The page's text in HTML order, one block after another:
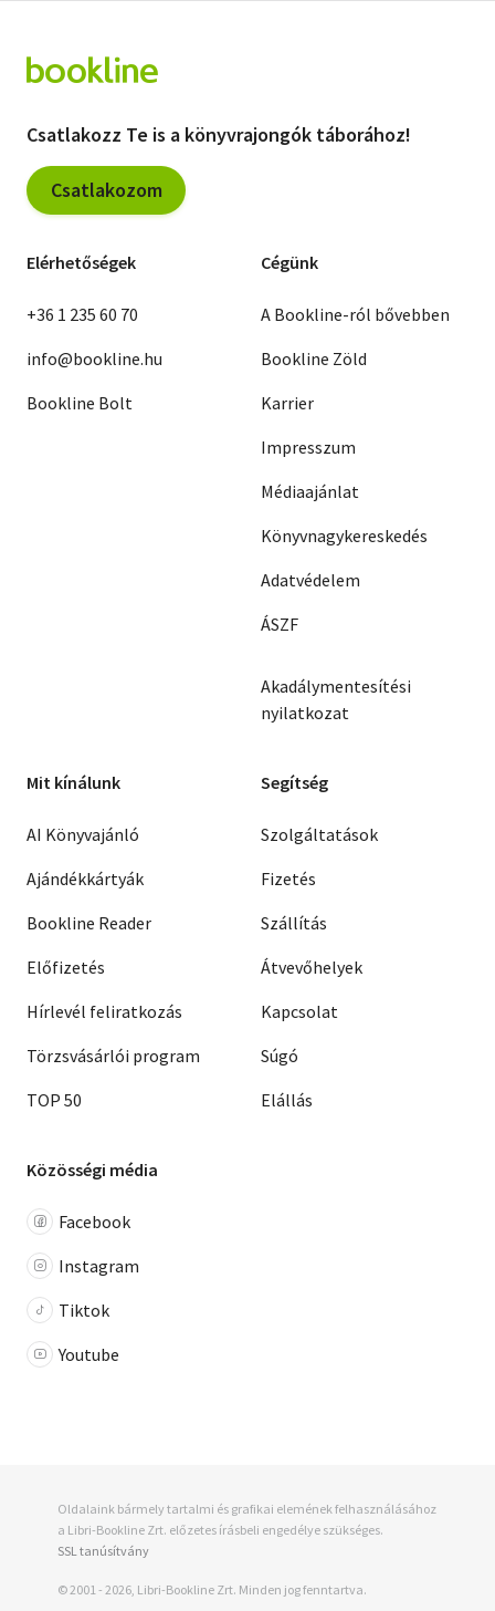
Csatlakozz Te is a könyvrajongók táborához!
Csatlakozom
Elérhetőségek
+36 1 235 60 70
info@bookline.hu
Bookline Bolt
Cégünk
A Bookline-ról bővebben
Bookline Zöld
Karrier
Impresszum
Médiaajánlat
Könyvnagykereskedés
Adatvédelem
ÁSZF
Akadálymentesítési
nyilatkozat
Mit kínálunk
AI Könyvajánló
Ajándékkártyák
Bookline Reader
Előfizetés
Hírlevél feliratkozás
Törzsvásárlói program
TOP 50
Segítség
Szolgáltatások
Fizetés
Szállítás
Átvevőhelyek
Kapcsolat
Súgó
Elállás
Közösségi média
Facebook
Instagram
Tiktok
Youtube
Oldalaink bármely tartalmi és grafikai elemének felhasználásához
a Libri-Bookline Zrt. előzetes írásbeli engedélye szükséges.
SSL tanúsítvány
© 2001 - 2026, Libri-Bookline Zrt. Minden jog fenntartva.